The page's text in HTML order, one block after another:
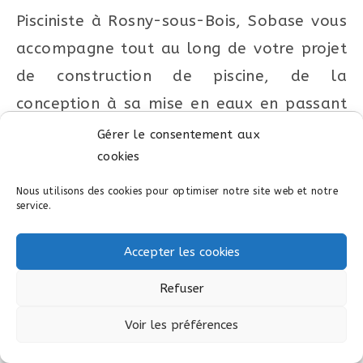
Gérer le consentement aux
cookies
Nous utilisons des cookies pour optimiser notre site web et notre
service.
Accepter les cookies
Refuser
Voir les préférences
Pisciniste à Rosny-sous-Bois, Sobase vous
accompagne tout au long de votre projet
de construction de piscine, de la
conception à sa mise en eaux en passant
par l’aménagement et l’équipement de
votre piscine.
Nous vous proposerons de nombreux
choix et solutions pour votre piscine à
Rosny-sous-Bois :
Dallage et terrasse, margelles, matériaux